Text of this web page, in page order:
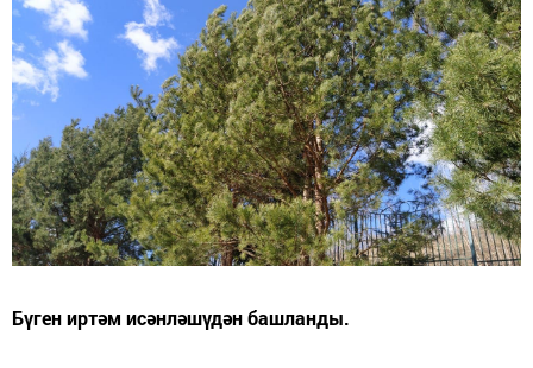
Бүген иртәм исәнләшүдән башланды.